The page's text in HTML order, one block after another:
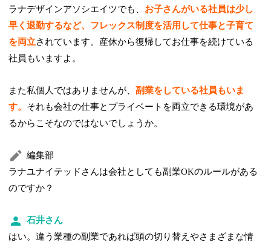
ラナデザインアソシエイツでも、 お子さんがいる社員は少し
早く退勤するなど、フレックス制度を活用して仕事と子育て
を両立されています。産休から復帰してお仕事を続けている
社員もいますよ。
また私個人ではありませんが、副業をしている社員もいま
す。 それも会社の仕事とプライベートを両立できる環境があ
るからこそなのではないでしょうか。
編集部
ラナユナイテッドさんは会社としても副業OKのルールがある
のですか？
石井さん
はい。違う業種の副業であれば頭の切り替えやさまざまな情